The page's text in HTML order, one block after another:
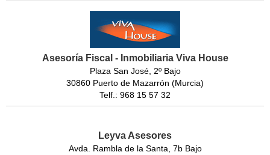
Asesoría Fiscal - Inmobiliaria Viva House
Plaza San José, 2º Bajo
30860 Puerto de Mazarrón (Murcia)
Telf.: 968 15 57 32
Leyva Asesores
Avda. Rambla de la Santa, 7b Bajo